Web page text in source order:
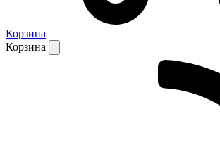
Корзина
Корзина